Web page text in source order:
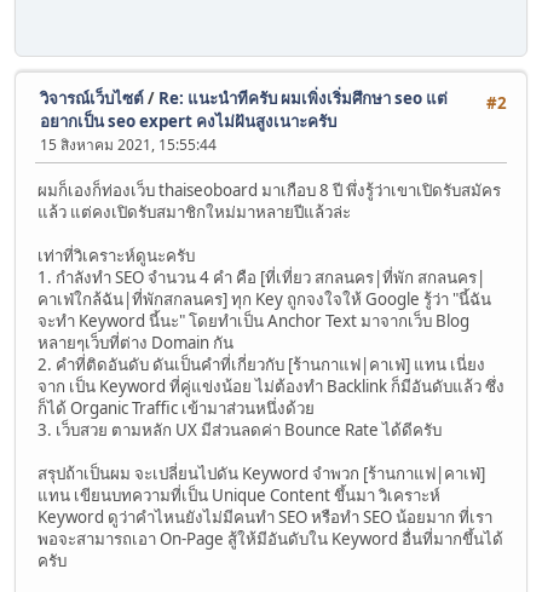
#2
วิจารณ์เว็บไซต์/ Re: แนะนำทีครับ ผมเพิ่งเริ่มศึกษา seo แต่
อยากเป็น seo expert คงไม่ฝันสูงเนาะครับ
15 สิงหาคม 2021, 15:55:44
ผมก็เองก็ท่องเว็บ thaiseoboard มาเกือบ 8 ปี พึ่งรู้ว่าเขาเปิดรับสมัคร
แล้ว แต่คงเปิดรับสมาชิกใหม่มาหลายปีแล้วล่ะ
เท่าที่วิเคราะห์ดูนะครับ
1. กำลังทำ SEO จำนวน 4 คำ คือ [ที่เที่ยว สกลนคร|ที่พัก สกลนคร|
คาเฟ่ใกล้ฉัน|ที่พักสกลนคร] ทุก Key ถูกจงใจให้ Google รู้ว่า "นี้ฉัน
จะทำ Keyword นี้นะ" โดยทำเป็น Anchor Text มาจากเว็บ Blog
หลายๆเว็บที่ต่าง Domain กัน
2. คำที่ติดอันดับ ดันเป็นคำที่เกี่ยวกับ [ร้านกาแฟ|คาเฟ่] แทน เนี่ยง
จาก เป็น Keyword ที่คู่แข่งน้อย ไม่ต้องทำ Backlink ก็มีอันดับแล้ว ซึ่ง
ก็ได้ Organic Traffic เข้ามาส่วนหนึ่งด้วย
3. เว็บสวย ตามหลัก UX มีส่วนลดค่า Bounce Rate ได้ดีครับ
สรุปถ้าเป็นผม จะเปลี่ยนไปดัน Keyword จำพวก [ร้านกาแฟ|คาเฟ่]
แทน เขียนบทความที่เป็น Unique Content ขึ้นมา วิเคราะห์
Keyword ดูว่าคำไหนยังไม่มีคนทำ SEO หรือทำ SEO น้อยมาก ที่เรา
พอจะสามารถเอา On-Page สู้ให้มีอันดับใน Keyword อื่นที่มากขึ้นได้
ครับ